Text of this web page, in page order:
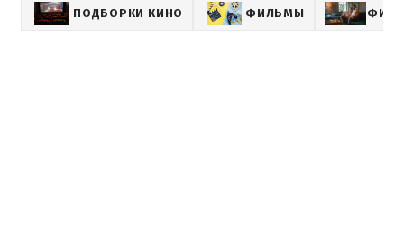
ПОДБОРКИ КИНО ФИЛЬМЫ